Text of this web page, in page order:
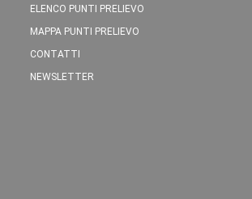
ELENCO PUNTI PRELIEVO
MAPPA PUNTI PRELIEVO
CONTATTI
NEWSLETTER